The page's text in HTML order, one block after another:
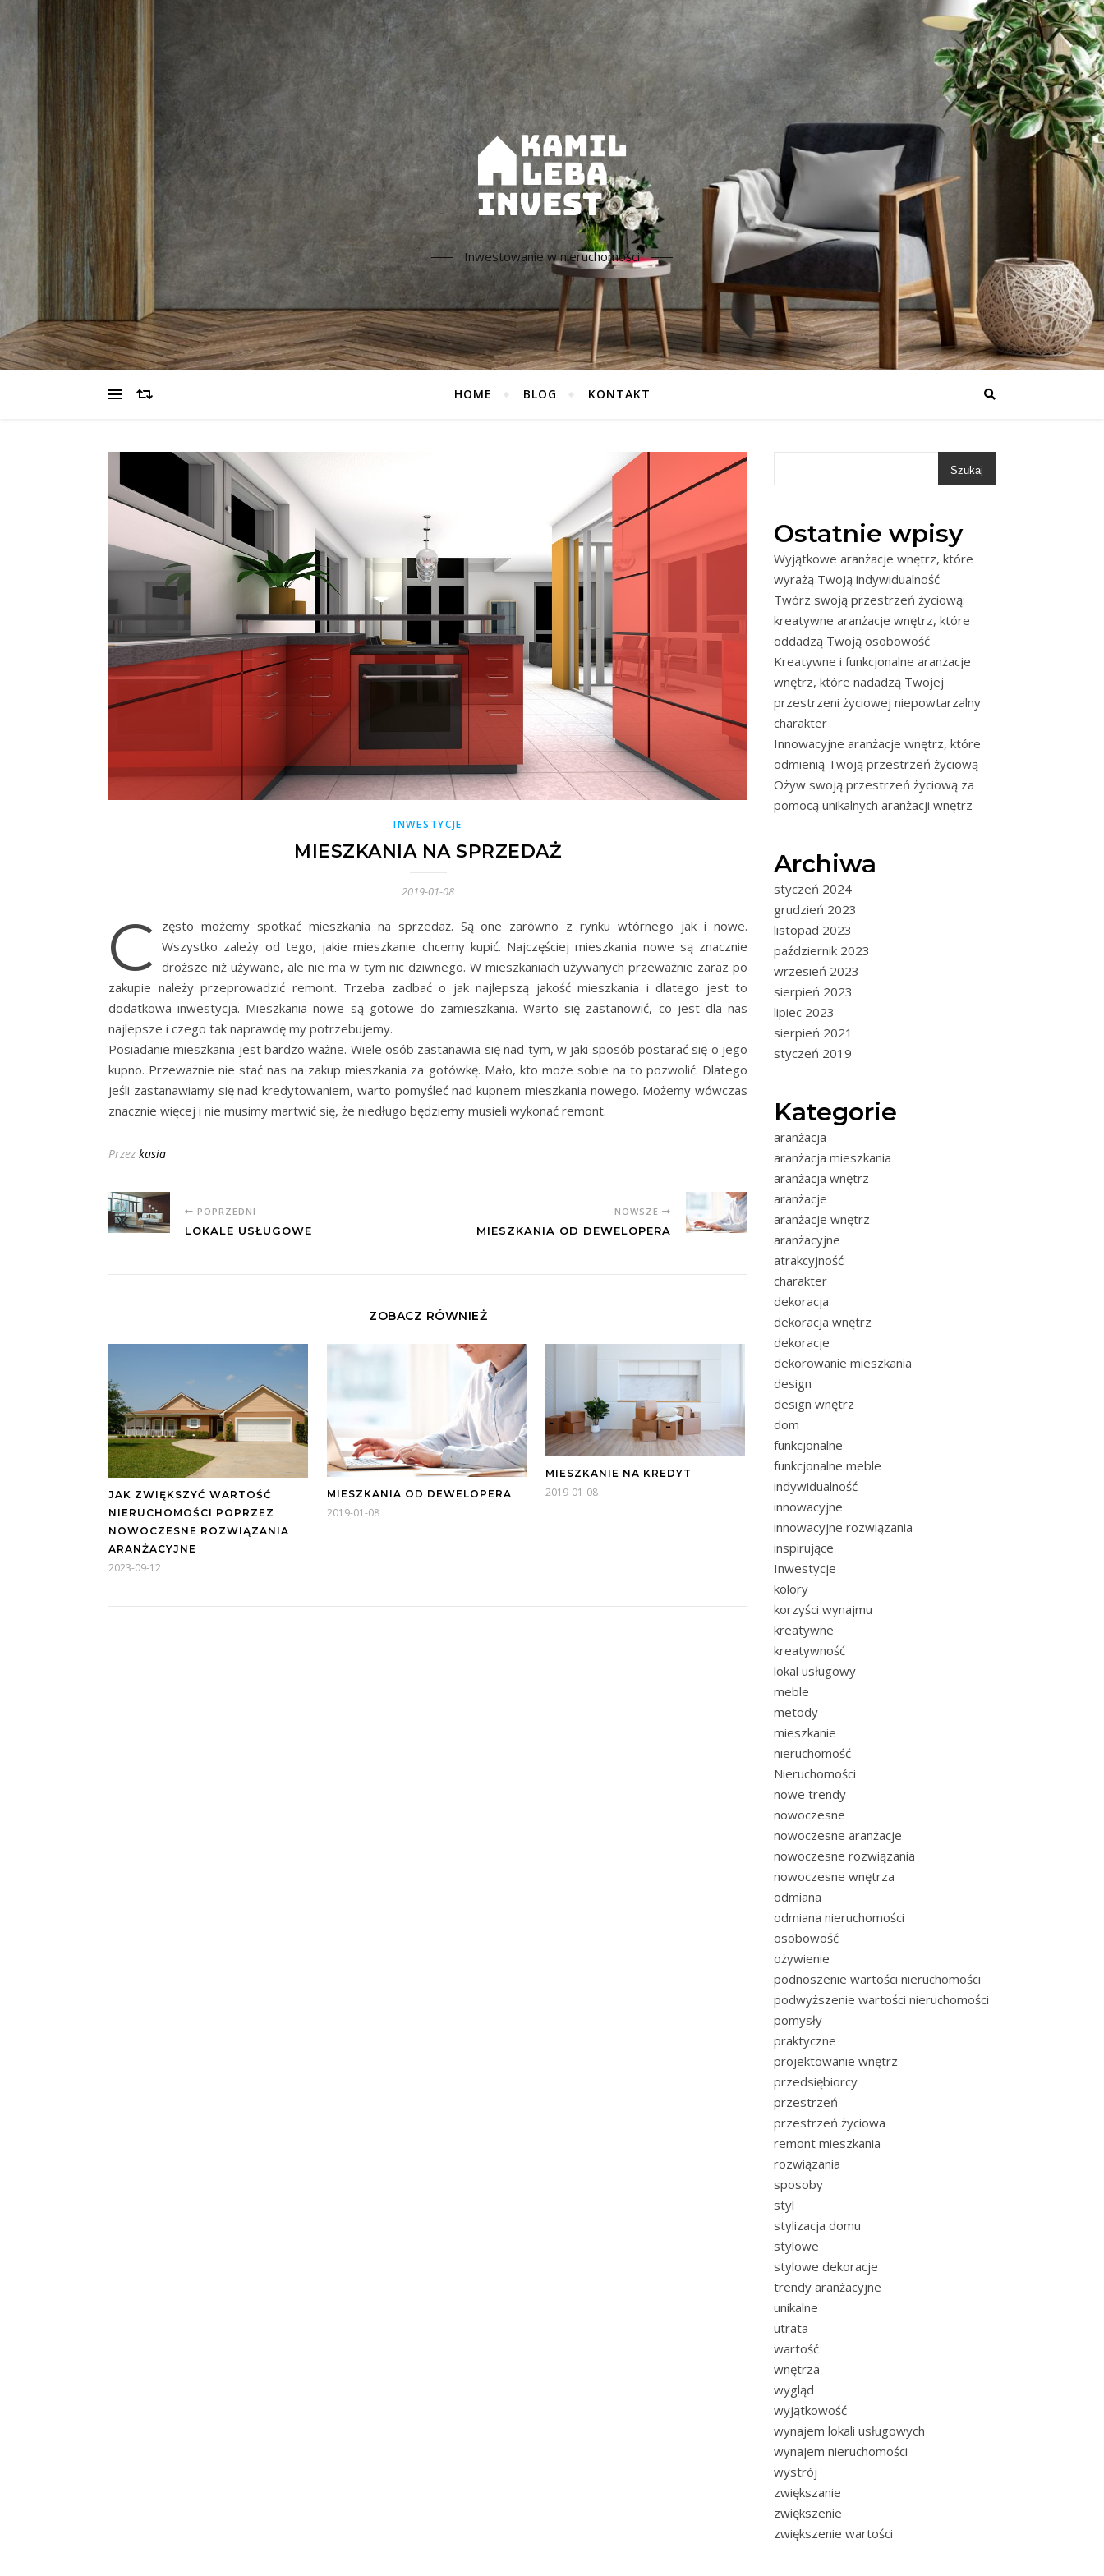
Inwestowanie w nieruchomości
HOME BLOG KONTAKT
INWESTYCJE
MIESZKANIA NA SPRZEDAŻ
2019-01-08
C
zęsto możemy spotkać mieszkania na sprzedaż. Są one zarówno z rynku wtórnego jak i nowe.
Wszystko zależy od tego, jakie mieszkanie chcemy kupić. Najczęściej mieszkania nowe są znacznie
droższe niż używane, ale nie ma w tym nic dziwnego. W mieszkaniach używanych przeważnie zaraz po
zakupie należy przeprowadzić remont. Trzeba zadbać o jak najlepszą jakość mieszkania i dlatego jest to
dodatkowa inwestycja. Mieszkania nowe są gotowe do zamieszkania. Warto się zastanowić, co jest dla nas
najlepsze i czego tak naprawdę my potrzebujemy.
Posiadanie mieszkania jest bardzo ważne. Wiele osób zastanawia się nad tym, w jaki sposób postarać się o jego
kupno. Przeważnie nie stać nas na zakup mieszkania za gotówkę. Mało, kto może sobie na to pozwolić. Dlatego
jeśli zastanawiamy się nad kredytowaniem, warto pomyśleć nad kupnem mieszkania nowego. Możemy wówczas
znacznie więcej i nie musimy martwić się, że niedługo będziemy musieli wykonać remont.
Przez kasia
POPRZEDNI
LOKALE USŁUGOWE
NOWSZE
MIESZKANIA OD DEWELOPERA
ZOBACZ RÓWNIEŻ
JAK ZWIĘKSZYĆ WARTOŚĆ
NIERUCHOMOŚCI POPRZEZ
NOWOCZESNE ROZWIĄZANIA
ARANŻACYJNE
2023-09-12
MIESZKANIA OD DEWELOPERA
2019-01-08
MIESZKANIE NA KREDYT
2019-01-08
Szukaj
Ostatnie wpisy
Wyjątkowe aranżacje wnętrz, które
wyrażą Twoją indywidualność
Twórz swoją przestrzeń życiową:
kreatywne aranżacje wnętrz, które
oddadzą Twoją osobowość
Kreatywne i funkcjonalne aranżacje
wnętrz, które nadadzą Twojej
przestrzeni życiowej niepowtarzalny
charakter
Innowacyjne aranżacje wnętrz, które
odmienią Twoją przestrzeń życiową
Ożyw swoją przestrzeń życiową za
pomocą unikalnych aranżacji wnętrz
Archiwa
styczeń 2024
grudzień 2023
listopad 2023
październik 2023
wrzesień 2023
sierpień 2023
lipiec 2023
sierpień 2021
styczeń 2019
Kategorie
aranżacja
aranżacja mieszkania
aranżacja wnętrz
aranżacje
aranżacje wnętrz
aranżacyjne
atrakcyjność
charakter
dekoracja
dekoracja wnętrz
dekoracje
dekorowanie mieszkania
design
design wnętrz
dom
funkcjonalne
funkcjonalne meble
indywidualność
innowacyjne
innowacyjne rozwiązania
inspirujące
Inwestycje
kolory
korzyści wynajmu
kreatywne
kreatywność
lokal usługowy
meble
metody
mieszkanie
nieruchomość
Nieruchomości
nowe trendy
nowoczesne
nowoczesne aranżacje
nowoczesne rozwiązania
nowoczesne wnętrza
odmiana
odmiana nieruchomości
osobowość
ożywienie
podnoszenie wartości nieruchomości
podwyższenie wartości nieruchomości
pomysły
praktyczne
projektowanie wnętrz
przedsiębiorcy
przestrzeń
przestrzeń życiowa
remont mieszkania
rozwiązania
sposoby
styl
stylizacja domu
stylowe
stylowe dekoracje
trendy aranżacyjne
unikalne
utrata
wartość
wnętrza
wygląd
wyjątkowość
wynajem lokali usługowych
wynajem nieruchomości
wystrój
zwiększanie
zwiększenie
zwiększenie wartości